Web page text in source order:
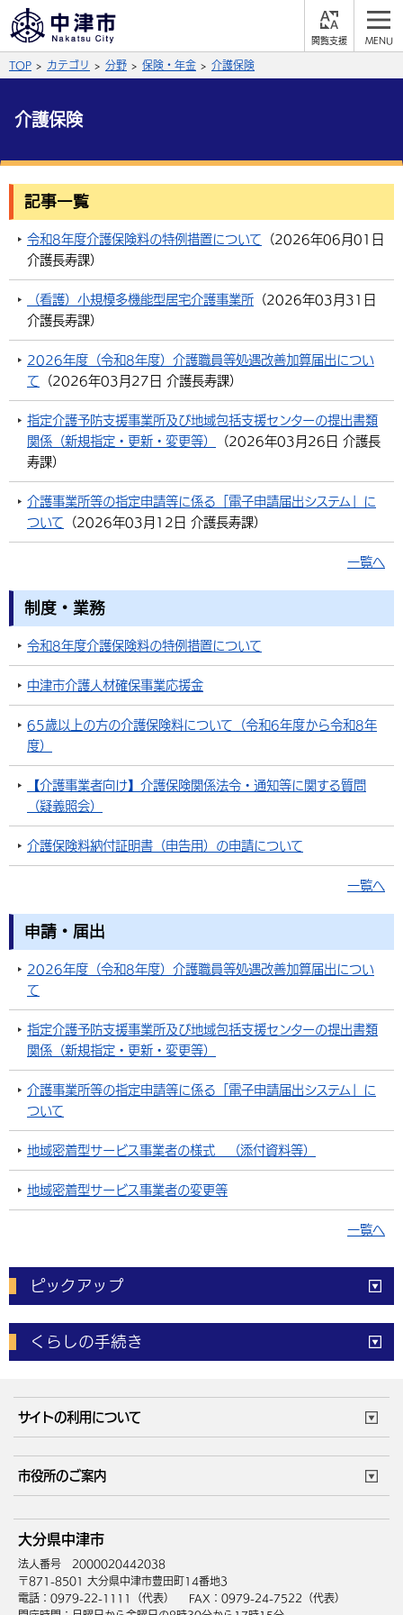
やさしい日本語
黒 青 白
文字の大きさ
言語を選択
中国語（繁体字） 韓国語（한국어）
Facebook X (Twitter) YouTube
サイト内検索
総合メニュー
届出・登録・証明 保険・年金
税金 住宅・インフラ
環境・衛生 生涯学習・スポーツ・人権
選挙
事業者の方へ
農林水産業 税金
都市整備
子育て・教育
施設情報 子どもを預ける
手当・助成 健康・医療
相談・支援・情報
観光・移住
観光なび スポットを探す
遊ぶ・体験する
買う・おみやげ 四季のイベント・祭り
移住・定住
市政情報
中津市について
地方創生・地域活性化 広報・広聴
行政・計画
TOP カテゴリ 分野 保険・年金 介護保険
介護保険
記事一覧
令和8年度介護保険料の特例措置について （2026年06月01日
介護長寿課）
（看護）小規模多機能型居宅介護事業所 （2026年03月31日
介護長寿課）
2026年度（令和8年度）介護職員等処遇改善加算届出につい
て （2026年03月27日 介護長寿課）
指定介護予防支援事業所及び地域包括支援センターの提出書類
関係（新規指定・更新・変更等）
（2026年03月26日 介護長
寿課）
介護事業所等の指定申請等に係る「電子申請届出システム」に
ついて （2026年03月12日 介護長寿課）
一覧へ
制度・業務
令和8年度介護保険料の特例措置について
中津市介護人材確保事業応援金
65歳以上の方の介護保険料について（令和6年度から令和8年
度）
【介護事業者向け】介護保険関係法令・通知等に関する質問
（疑義照会）
介護保険料納付証明書（申告用）の申請について
一覧へ
申請・届出
2026年度（令和8年度）介護職員等処遇改善加算届出につい
て
指定介護予防支援事業所及び地域包括支援センターの提出書類
関係（新規指定・更新・変更等）
介護事業所等の指定申請等に係る「電子申請届出システム」に
ついて
地域密着型サービス事業者の様式 （添付資料等）
地域密着型サービス事業者の変更等
一覧へ
ピックアップ
電子申請 窓口の混雑状況
体育施設予約状況 ご意見・ご要望
くらしの手続き
成人・仕事
住まい・引越 ごみ・環境
健康・医療 障がい・福祉
高齢・介護
サイトの利用について
サイトマップ
市役所のご案内
庁舎地図 組織案内
中津市へのアクセス
大分県中津市
法人番号 2000020442038
〒871-8501 大分県中津市豊田町14番地3
電話：0979-22-1111（代表）
FAX：0979-24-7522（代表）